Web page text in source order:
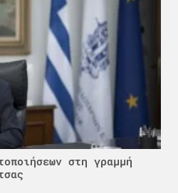
στη γραμμή